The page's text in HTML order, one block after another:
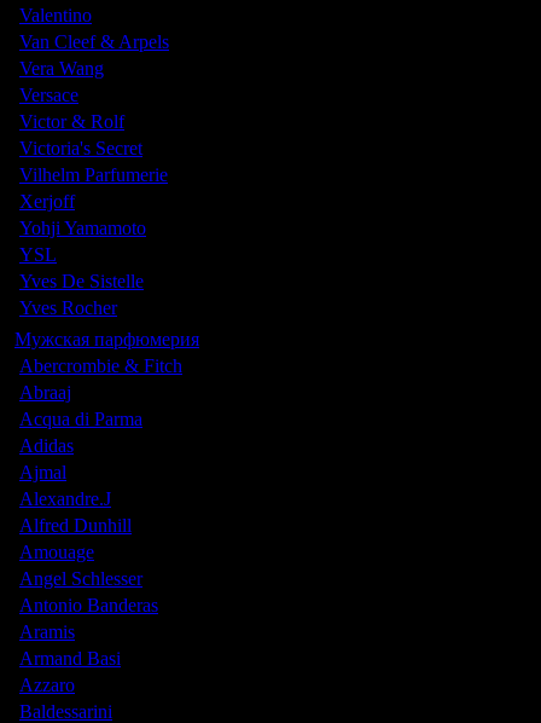
Valentino
Van Cleef & Arpels
Vera Wang
Versace
Victor & Rolf
Victoria's Secret
Vilhelm Parfumerie
Xerjoff
Yohji Yamamoto
YSL
Yves De Sistelle
Yves Rocher
Мужская парфюмерия
Abercrombie & Fitch
Abraaj
Acqua di Parma
Adidas
Ajmal
Alexandre.J
Alfred Dunhill
Amouage
Angel Schlesser
Antonio Banderas
Aramis
Armand Basi
Azzaro
Baldessarini